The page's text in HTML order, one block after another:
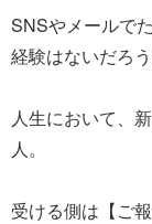
SNSやメールで
経験はないだろ
人生において、
人。
受ける側は【ご